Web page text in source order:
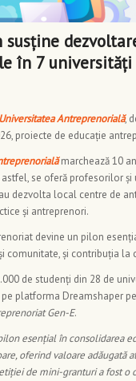
în 7
Universitatea Antreprenorială,
proiecte de educație
marchează 10
se oferă profesorilor
dezvolta local centre de
și antreprenori.
devine un pilon
și contribuția la
de studenți din 28 de
platforma Dreamshaper
Gen-E.
esențial în consolidarea
oferind valoare adăugată
de mini-granturi a fost